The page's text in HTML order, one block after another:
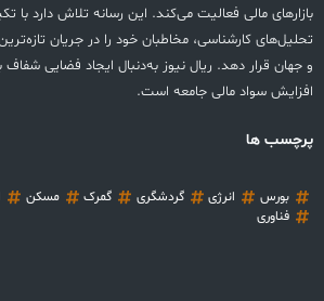
بازارهای مالی فعالیت می‌کند. این رسانه تلاش دارد
تحلیل‌های کارشناسی، مخاطبان خود را در جریان
و جهان قرار دهد. ریال نیوز به‌دنبال ایجاد فضایی
افزایش سواد مالی جامعه است.
پرچسب ها
بورس انرژی گردشگری گمرک مسکن
فناوری